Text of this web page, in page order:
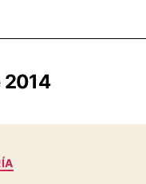
2014